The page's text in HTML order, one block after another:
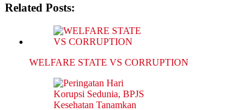
Related Posts:
WELFARE STATE VS CORRUPTION